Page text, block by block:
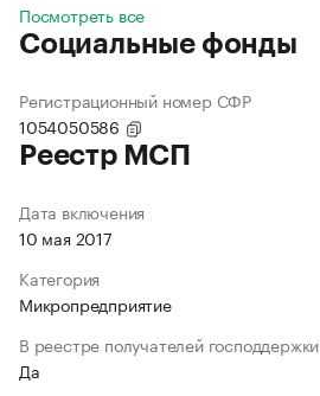
Посмотреть все
Социальные фонды
Регистрационный номер СФР
1054050586
Реестр МСП
Дата включения
10 мая 2017
Категория
Микропредприятие
В реестре получателей господдержки
Да